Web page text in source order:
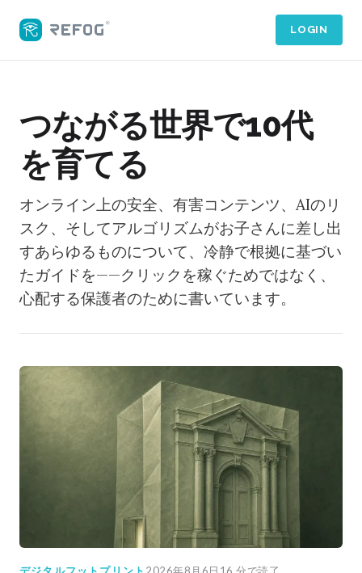
LOGIN
つながる世界で10代
を育てる
オンライン上の安全、有害コンテンツ、AIのリ
スク、そしてアルゴリズムがお子さんに差し出
すあらゆるものについて、冷静で根拠に基づい
たガイドを——クリックを稼ぐためではなく、
心配する保護者のために書いています。